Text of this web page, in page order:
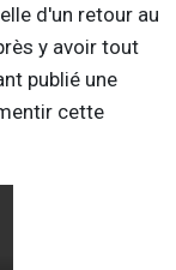
d'un retour au
y avoir tout
publié une
cette